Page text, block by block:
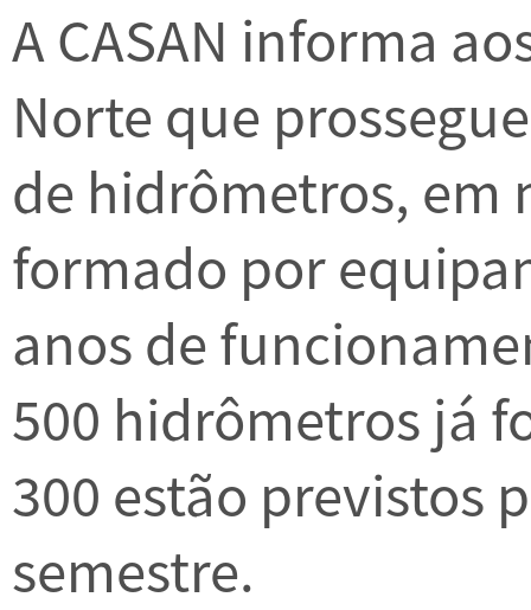
A CASAN informa
Norte que
de hidrômetros, em
formado por
anos de
500 hidrômetros já
300 estão previstos
semestre.